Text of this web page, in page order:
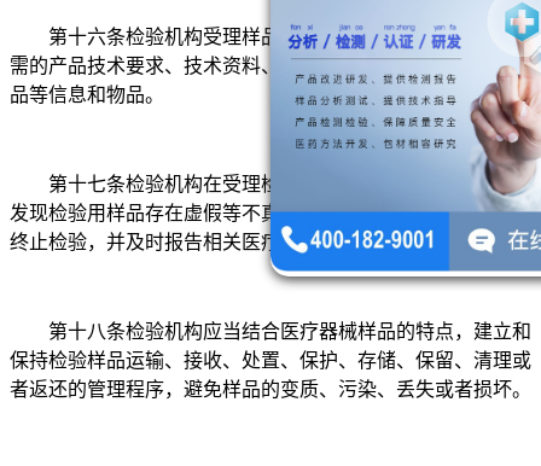
第十六条检验机构受理样品时，应当获得开展检验工作所
需的产品技术要求、技术资料、标准品/参考品及其它辅助用
品等信息和物品。
第十七条检验机构在受理检验申请或者样品检验过程中，
发现检验用样品存在虚假等不真实情况的，应当不予受理或者
终止检验，并及时报告相关医疗器械监督管理部门。
第十八条检验机构应当结合医疗器械样品的特点，建立和
保持检验样品运输、接收、处置、保护、存储、保留、清理或
者返还的管理程序，避免样品的变质、污染、丢失或者损坏。